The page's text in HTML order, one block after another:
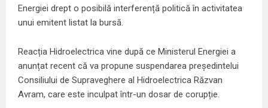
Energiei drept o posibilă interferență politică în activitatea
unui emitent listat la bursă.
Reacția Hidroelectrica vine după ce Ministerul Energiei a
anunțat recent că va propune suspendarea președintelui
Consiliului de Supraveghere al Hidroelectrica Răzvan
Avram, care este inculpat într-un dosar de corupție.